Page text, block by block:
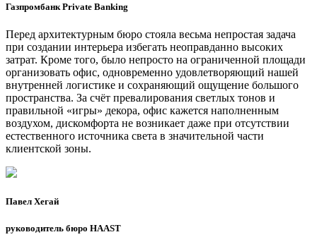
Газпромбанк Private Banking
Перед архитектурным бюро стояла весьма непростая задача
при создании интерьера избегать неоправданно высоких
затрат. Кроме того, было непросто на ограниченной площади
организовать офис, одновременно удовлетворяющий нашей
внутренней логистике и сохраняющий ощущение большого
пространства. За счёт превалирования светлых тонов и
правильной «игры» декора, офис кажется наполненным
воздухом, дискомфорта не возникает даже при отсутствии
естественного источника света в значительной части
клиентской зоны.
Павел Хегай
руководитель бюро HAAST